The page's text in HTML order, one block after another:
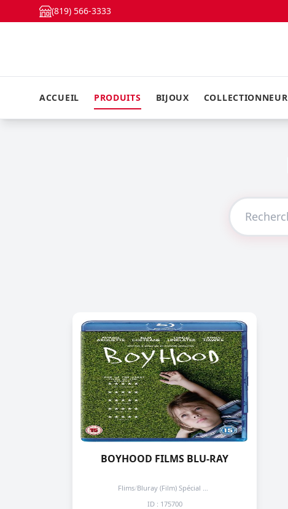
(819) 566-3333
ACCUEIL PRODUITS BIJOUX COLLECTIONNEUR
BOYHOOD FILMS BLU-RAY
Flims/
ID : 175700